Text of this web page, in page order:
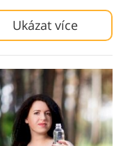
Ukázat více